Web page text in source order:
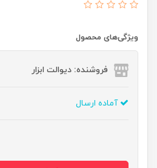
ویژگی‌های محصول
فروشنده: دیوالت ابزار
آماده ارسال